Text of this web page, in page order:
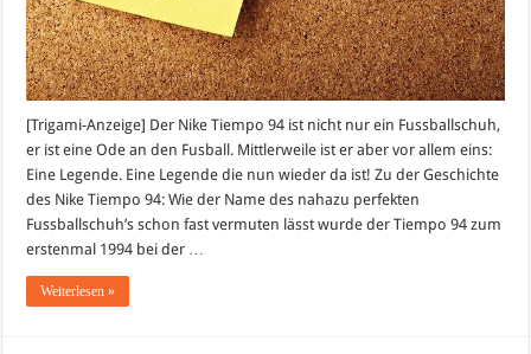
[Trigami-Anzeige] Der Nike Tiempo 94 ist nicht nur ein Fussballschuh,
er ist eine Ode an den Fusball. Mittlerweile ist er aber vor allem eins:
Eine Legende. Eine Legende die nun wieder da ist! Zu der Geschichte
des Nike Tiempo 94: Wie der Name des nahazu perfekten
Fussballschuh’s schon fast vermuten lässt wurde der Tiempo 94 zum
erstenmal 1994 bei der …
Weiterlesen »